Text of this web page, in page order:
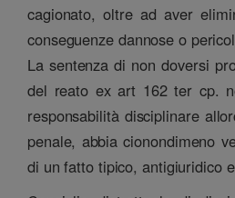
cagionato, oltre ad aver
conseguenze dannose o
La sentenza di non doversi
del reato ex art 162 ter cp.
responsabilità disciplinare
penale, abbia cionondimeno
di un fatto tipico, antigiuridico